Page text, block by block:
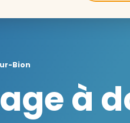
Bion
à